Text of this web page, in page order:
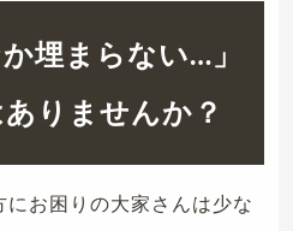
埋まらない…」
りませんか？
お困りの大家さんは少な